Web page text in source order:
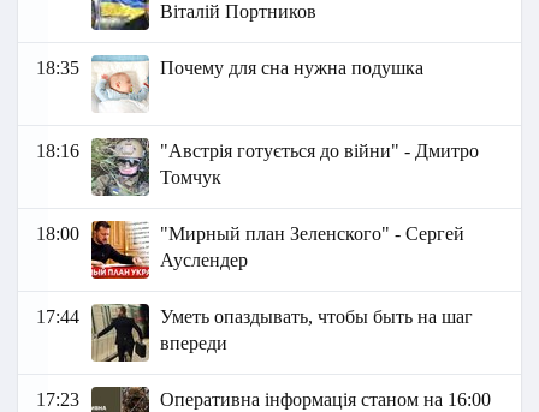
Віталій Портников
18:35 Почему для сна нужна подушка
18:16
"Австрія готується до війни" - Дмитро
Томчук
18:00
"Мирный план Зеленского" - Сергей
Ауслендер
17:44
Уметь опаздывать, чтобы быть на шаг
впереди
17:23
Оперативна інформація станом на 16:00